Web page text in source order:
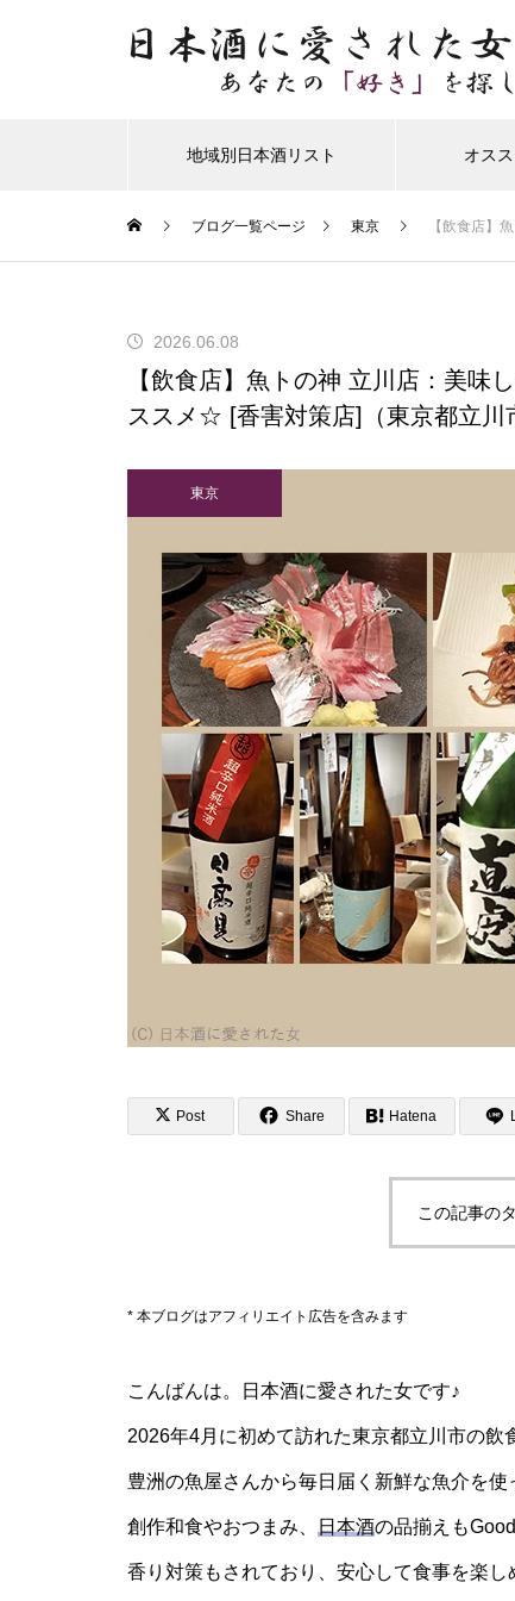
地域別日本酒リスト オス
ブログ一覧ページ 東京 【飲食店】
2026.06.08
【飲食店】魚トの神 立川店：美味
ススメ☆ [香害対策店]（東京都立川
東京
Post Share Hatena
この記事の
* 本ブログはアフィリエイト広告を含みます
こんばんは。日本酒に愛された女です♪
2026年4月に初めて訪れた東京都立川市の飲
豊洲の魚屋さんから毎日届く新鮮な魚介を使
創作和食やおつまみ、 日本酒の品揃えもGood
香り対策もされており、安心して食事を楽し